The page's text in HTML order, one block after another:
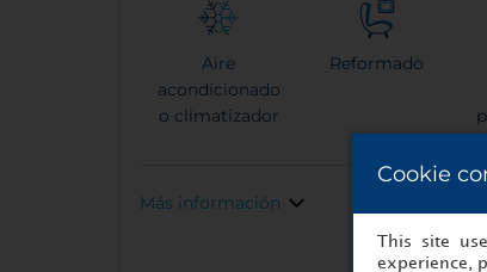
Aire
acondicionado
o climatizador
Reformado
Más información
Cookie
This site
experience,